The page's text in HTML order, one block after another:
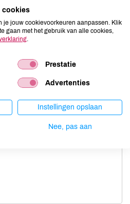
we de wortels van de
een veel betere opbrengst.”
de eerste dingen die we deden
allemaal verdwenen bij de
heel weinig last hebben van
trekker
cookies
je jouw cookievoorkeuren aanpassen. Klik
gaan met het gebruik van alle cookies,
.
Prestatie
Advertenties
Instellingen opslaan
Nee, pas aan